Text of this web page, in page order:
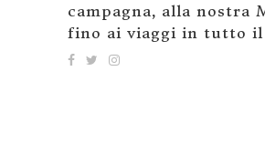
campagna, alla nostra
fino ai viaggi in tutto il